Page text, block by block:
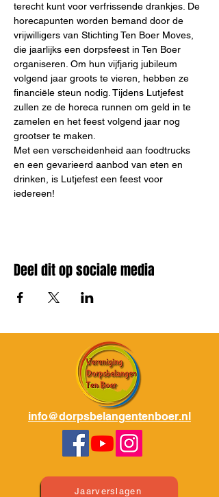
terecht kunt voor verfrissende drankjes. De
horecapunten worden bemand door de
vrijwilligers van Stichting Ten Boer Moves,
die jaarlijks een dorpsfeest in Ten Boer
organiseren. Om hun vijfjarig jubileum
volgend jaar groots te vieren, hebben ze
financiële steun nodig. Tijdens Lutjefest
zullen ze de horeca runnen om geld in te
zamelen en het feest volgend jaar nog
grootser te maken.
Met een verscheidenheid aan foodtrucks
en een gevarieerd aanbod van eten en
drinken, is Lutjefest een feest voor
iedereen!
Deel dit op sociale media
info@dorpsbelangentenboer.nl
Jaarverslagen